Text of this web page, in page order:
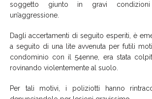
soggetto giunto in gravi
un’aggressione.
Dagli accertamenti di seguito esperiti, è
a seguito di una lite avvenuta per futili
condominio con il 54enne, era stata
rovinando violentemente al suolo.
Per tali motivi, i poliziotti hanno